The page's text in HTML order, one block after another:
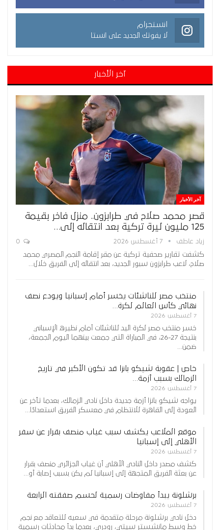
انستجرام
لا يفوتك الجديد على انستا
آخر الأخبار
آخر الأخبار
قصر محمد صلاح في طرابزون.. منزل فاخر بقيمة
125 مليون ليرة تركية بعد انتقاله إلى…
زياد عاطف 7 أغسطس 2026
كشفت تقارير صحفية تركية عن مقر إقامة النجم المصري محمد
صلاح، لاعب طرابزون سبور الجديد، بعد انتقاله إلى الفريق خلال…
منتخب مصر للناشئات يخسر أمام إسبانيا ويودع نصف
نهائي كأس العالم لكرة…
7 أغسطس 2026
خسر منتخب مصر لكرة اليد للناشئات أمام نظيره الإسباني
بنتيجة 27-26، في المباراة التي جمعت بينهما اليوم الجمعة،
ضمن…
خاص | عقوبة شيكو بانزا قد تكون الأكبر في تاريخ
الزمالك بسبب أزمة…
7 أغسطس 2026
يواجه شيكو بانزا أزمة جديدة داخل نادي الزمالك، بعدما تأخر عن
العودة إلى القاهرة للانتظام في معسكر الفريق استعدادًا…
موقع الملاعب يكشف سبب غياب منصف بقرار عن سفر
الأهلي إلى إسبانيا
7 أغسطس 2026
كشف مصدر داخل النادي الأهلي أن غياب الجزائري منصف بقرار
عن بعثة الفريق المتجهة إلى إسبانيا لم يكن بسبب إصابة أو…
برشلونة يبدأ مفاوضات رسمية لحسم صفقته الرابعة
7 أغسطس 2026
دخل نادي برشلونة مرحلة متقدمة في سعيه للتعاقد مع نجم
خط وسط مانشستر سيتي، رودري، بعدما بدأ محادثات رسمية